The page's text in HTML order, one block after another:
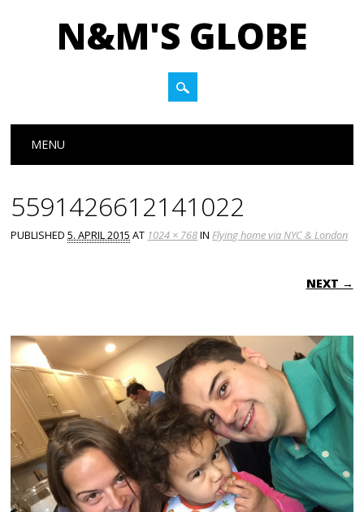
N&M'S GLOBE
Main menu
MENU
5591426612141022
PUBLISHED5. APRIL 2015 AT 1024 × 768INFlying home via NYC & London
NEXT →